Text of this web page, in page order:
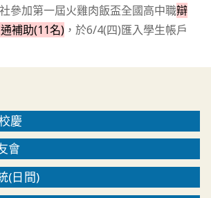
參加第一屆火雞肉飯盃全國高中職辯
補助(11名) ，於6/4(四)匯入學生帳戶
慶
會
(日間)